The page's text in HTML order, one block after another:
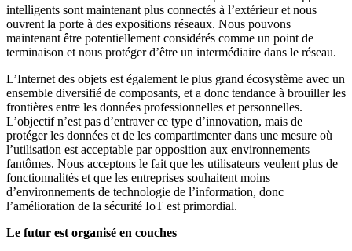
intelligents sont maintenant plus connectés à l’extérieur et nous
ouvrent la porte à des expositions réseaux. Nous pouvons
maintenant être potentiellement considérés comme un point de
terminaison et nous protéger d’être un intermédiaire dans le réseau.
L’Internet des objets est également le plus grand écosystème avec un
ensemble diversifié de composants, et a donc tendance à brouiller les
frontières entre les données professionnelles et personnelles.
L’objectif n’est pas d’entraver ce type d’innovation, mais de
protéger les données et de les compartimenter dans une mesure où
l’utilisation est acceptable par opposition aux environnements
fantômes. Nous acceptons le fait que les utilisateurs veulent plus de
fonctionnalités et que les entreprises souhaitent moins
d’environnements de technologie de l’information, donc
l’amélioration de la sécurité IoT est primordial.
Le futur est organisé en couches